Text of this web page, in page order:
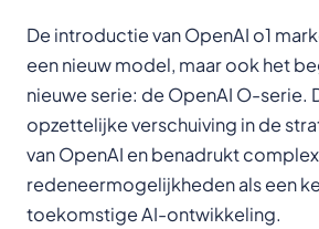
De introductie van OpenAI o1
een nieuw model, maar ook het
nieuwe serie: de OpenAI O-serie.
opzettelijke verschuiving in de
van OpenAI en benadrukt
redeneermogelijkheden als een
toekomstige AI-ontwikkeling.